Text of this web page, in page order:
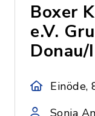
Boxer
e.V.
Einöde,
Sonja